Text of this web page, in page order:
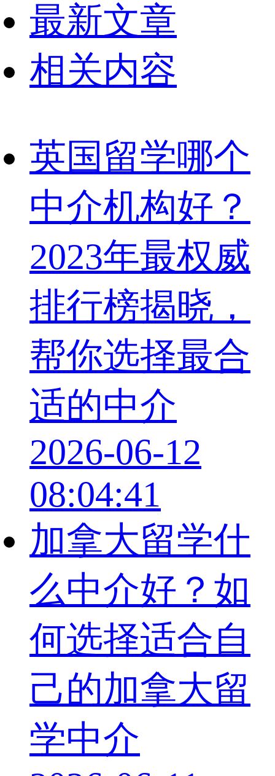
最新文章
相关内容
英国留学哪个
中介机构好？
2023年最权威
排行榜揭晓，
帮你选择最合
适的中介
2026-06-12
08:04:41
加拿大留学什
么中介好？如
何选择适合自
己的加拿大留
学中介